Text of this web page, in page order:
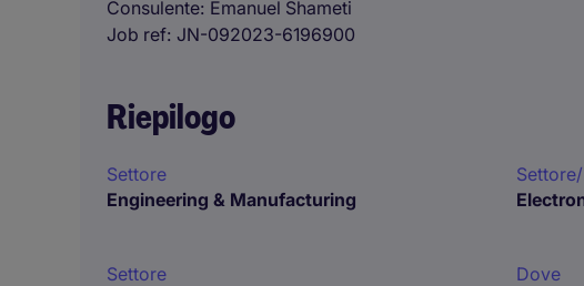
Consulente Emanuel Shameti
Job ref JN-092023-6196900
Riepilogo
Settore
Engineering & Manufacturing
Settore
Dove